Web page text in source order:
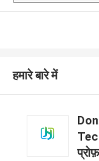
हमारे बारे में